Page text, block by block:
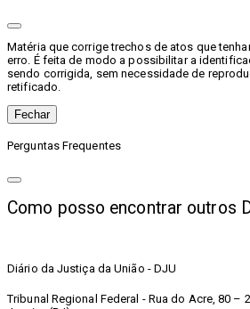
Matéria que corrige trechos de atos que
erro. É feita de modo a possibilitar a
sendo corrigida, sem necessidade de
retificado.
Fechar
Perguntas Frequentes
Como posso encontrar outros
Diário da Justiça da União - DJU
Tribunal Regional Federal - Rua do Acre, 80 –